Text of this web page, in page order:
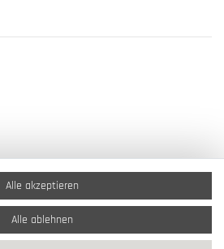
Alle akzeptieren
Alle ablehnen